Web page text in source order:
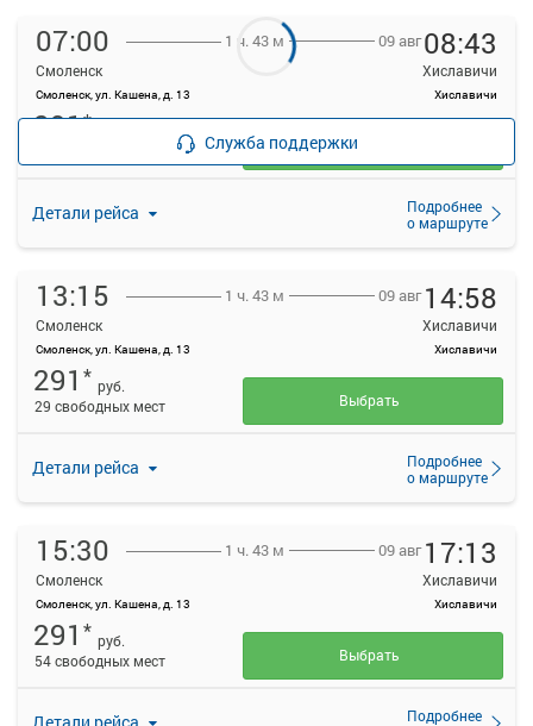
07:00
Смоленск
Смоленск, ул. Кашена, д. 13
1 ч. 43 м 09 авг08:43
Хиславичи
Хиславичи
Детали рейса
Подробнее
о маршруте
291*
Выбрать
13:15
Смоленск
Смоленск, ул. Кашена, д. 13
1 ч. 43 м 09 авг 14:58
Хиславичи
Хиславичи
Детали рейса
Подробнее
о маршруте
291 * руб.
29 свободных мест
Выбрать
15:30
Смоленск
Смоленск, ул. Кашена, д. 13
1 ч. 43 м 09 авг 17:13
Хиславичи
Хиславичи
Подробнее
291 * руб.
54 свободных мест
Выбрать
Служба поддержки